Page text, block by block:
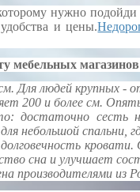
нужно
и цены.
мебельных
Для людей крупных -
200 и более см.
достаточно
небольшой спальни,
сна и улучшает
производителями из